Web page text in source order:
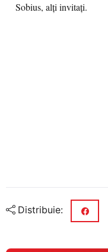
Sobius, alți invitați.
Distribuie: